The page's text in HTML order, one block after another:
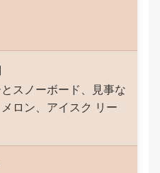
スノーボード、見事な
ロン、アイスク リー